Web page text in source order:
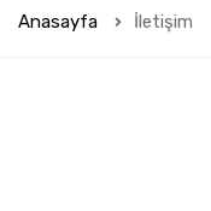
Anasayfa İletişim